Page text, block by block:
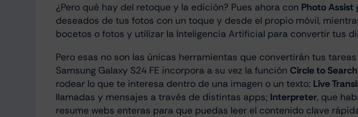
¿Pero qué hay del retoque y la edición? Pues ahora con Photo Assist
deseados de tus fotos con un toque y desde el propio móvil,
bocetos o fotos y utilizar la Inteligencia Artificial para convertir tus
Pero esas no son las únicas herramientas que convertirán tus
Samsung Galaxy S24 FE incorpora a su vez la función Circle to Search
rodear lo que te interesa dentro de una imagen o un texto; Live
llamadas y mensajes a través de distintas apps; Interpreter, que
resume webs enteras para que puedas leer el contenido clave